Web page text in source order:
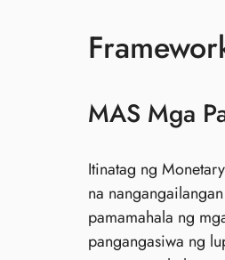
MAS Mga
Itinatag ng
na
pamamahala ng
pangangasiwa ng